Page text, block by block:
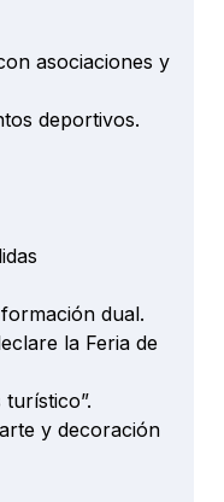
asociaciones y
deportivos.
dual.
la Feria de
y decoración